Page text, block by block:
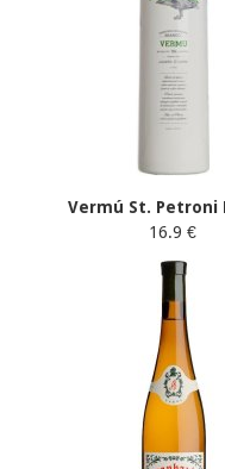
Vermú St. Petroni
16.9 €